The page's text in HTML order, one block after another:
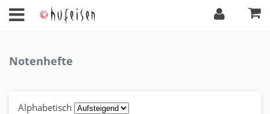
Notenhefte
Alphabetisch